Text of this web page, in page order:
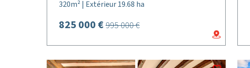
320m² | Extérieur 19.68 ha
825 000 €995 000 €